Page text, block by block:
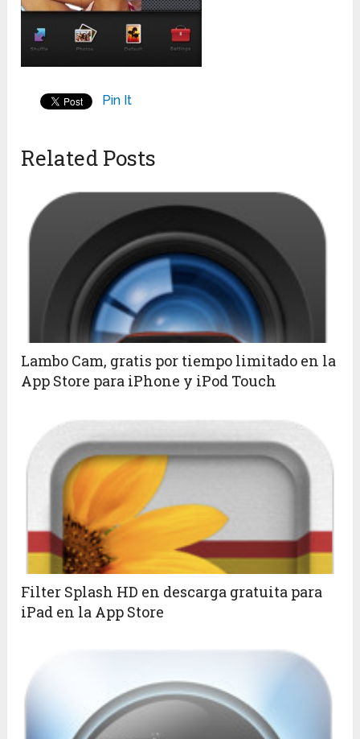
Pin It
Related Posts
Lambo Cam, gratis por tiempo limitado en la
App Store para iPhone y iPod Touch
Filter Splash HD en descarga gratuita para
iPad en la App Store